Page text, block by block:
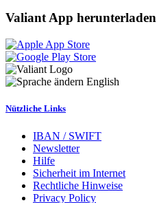
Valiant App herunterladen
English
Nützliche Links
IBAN / SWIFT
Newsletter
Hilfe
Sicherheit im Internet
Rechtliche Hinweise
Privacy Policy